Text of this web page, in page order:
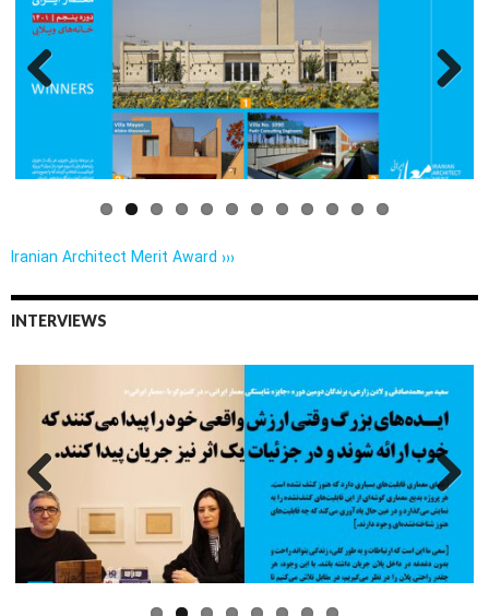
Previo
Iranian Architect Merit Award ›››
INTERVIEWS
Previo
us
Next